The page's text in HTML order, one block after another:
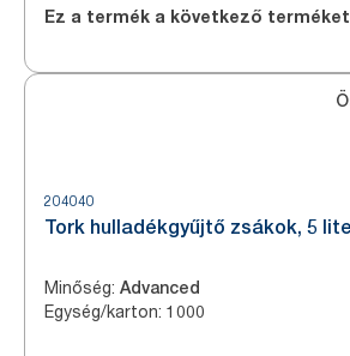
Ez a termék a következő
204040
Tork hulladékgyűjtő zsákok, 5
Minőség: Advanced
Egység/karton: 1000